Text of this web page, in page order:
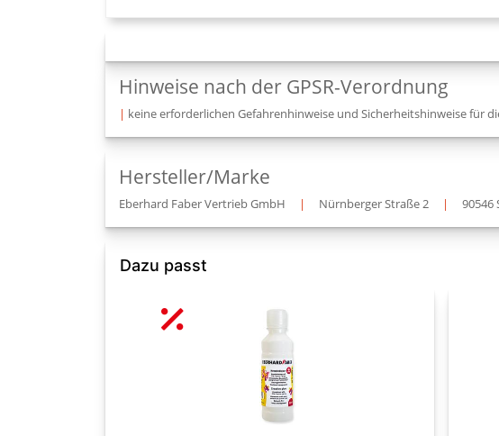
Hinweise nach der GPSR-Verordnung
| keine erforderlichen Gefahrenhinweise und Sicherheitshinweise für
Hersteller/Marke
Eberhard Faber Vertrieb GmbH | Nürnberger Straße 2 | 90546
Dazu passt